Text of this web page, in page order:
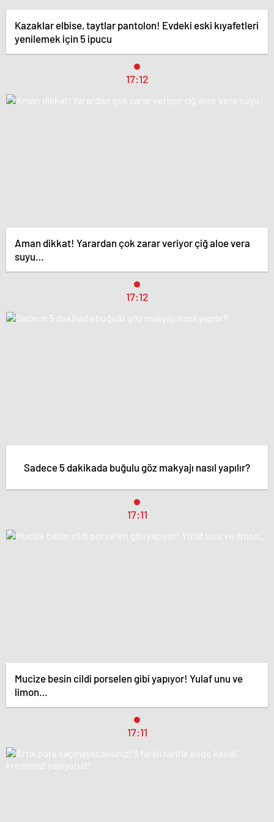
Kazaklar elbise, taytlar pantolon! Evdeki eski kıyafetleri
yenilemek için 5 ipucu
17:12
Aman dikkat! Yarardan çok zarar veriyor çiğ aloe vera
suyu…
17:12
Sadece 5 dakikada buğulu göz makyajı nasıl yapılır?
17:11
Mucize besin cildi porselen gibi yapıyor! Yulaf unu ve
limon…
17:11